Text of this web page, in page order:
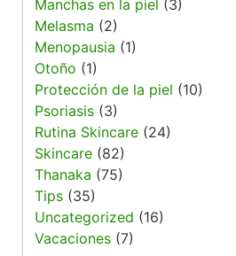
Manchas en la piel (3)
Melasma (2)
Menopausia (1)
Otoño (1)
Protección de la piel (10)
Psoriasis (3)
Rutina Skincare (24)
Skincare (82)
Thanaka (75)
Tips (35)
Uncategorized (16)
Vacaciones (7)